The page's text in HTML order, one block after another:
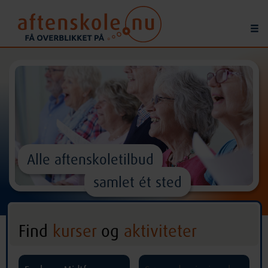
Alle aftenskoletilbud
samlet ét sted
Find kurser og aktiviteter